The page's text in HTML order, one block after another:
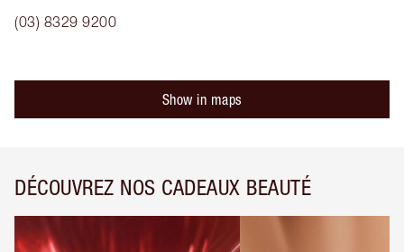
(03) 8329 9200
Show in maps
DÉCOUVREZ NOS CADEAUX BEAUTÉ